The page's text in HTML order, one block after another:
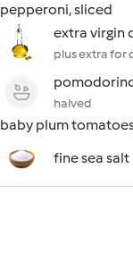
pepperoni, sliced
extra virgin
plus extra for
halved
baby plum
fine sea salt